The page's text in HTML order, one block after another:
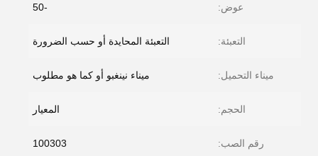
عوض: -50
التعبئة: التعبئة المحايدة أو حسب الضرورة
ميناء التحميل: ميناء نينغبو أو كما هو مطلوب
الحجم: المعيار
رقم الصب: 100303